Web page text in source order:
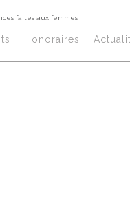
Honoraires​
faites aux femmes